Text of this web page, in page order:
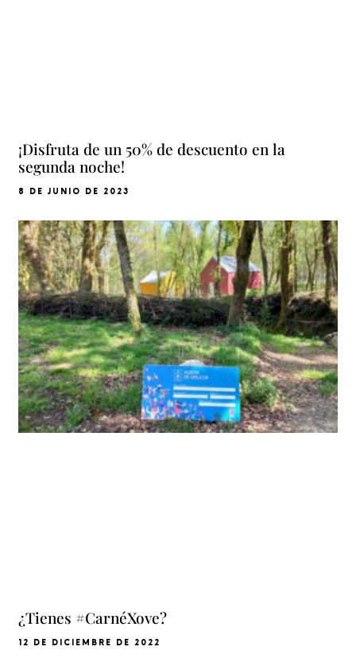
¡Disfruta de un 50% de descuento en la
segunda noche!
8 DE JUNIO DE 2023
¿Tienes #CarnéXove?
12 DE DICIEMBRE DE 2022